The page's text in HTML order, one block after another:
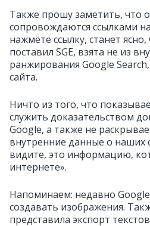
Также прошу заметить, что
сопровождаются ссылками
нажмёте ссылку, станет
поставил SGE, взята не из
ранжирования Google
сайта.
Ничто из того, что
служить доказательством
Google, а также не
внутренние данные о наших
видите, это информацию,
интернете».
Напоминаем: недавно Google
создавать изображения.
представила экспорт